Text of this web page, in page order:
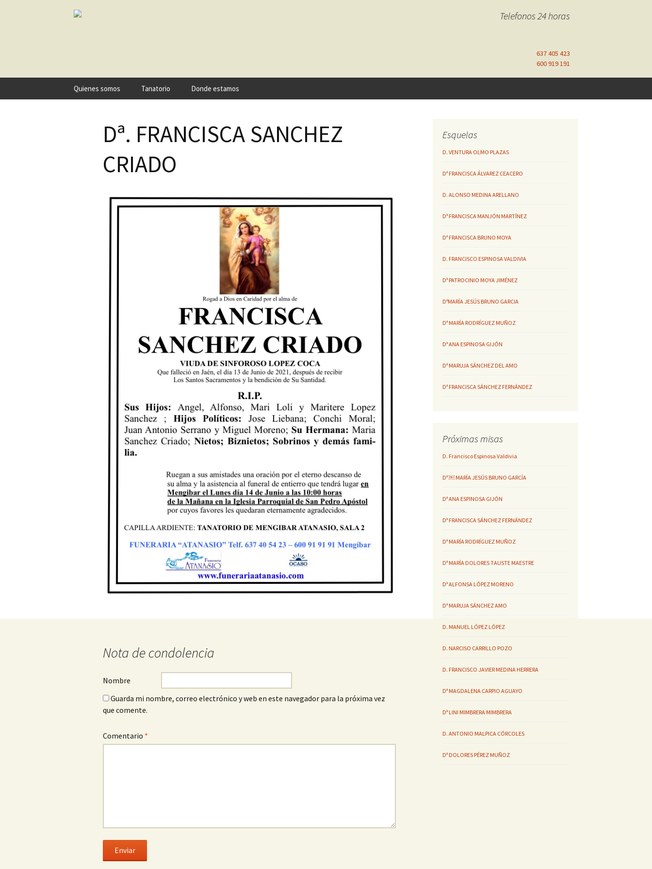
Telefonos 24 horas
637 405 423
600 919 191
Quienes somos Tanatorio Donde estamos
Dª. FRANCISCA SANCHEZ
CRIADO
Nota de condolencia
Nombre
Guarda mi nombre, correo electrónico y web en este navegador para la próxima vez
que comente.
Comentario *
Esquelas
D. VENTURA OLMO PLAZAS
Dª FRANCISCA ÁLVAREZ CEACERO
D. ALONSO MEDINA ARELLANO
Dª FRANCISCA MANJÓN MARTÍNEZ
Dª FRANCISCA BRUNO MOYA
D. FRANCISCO ESPINOSA VALDIVIA
Dª PATROCINIO MOYA JIMÉNEZ
DªMARÍA JESÚS BRUNO GARCIA
Dª MARÍA RODRÍGUEZ MUÑOZ
Dª ANA ESPINOSA GIJÓN
Dª MARUJA SÁNCHEZ DEL AMO
Dª FRANCISCA SÁNCHEZ FERNÁNDEZ
Próximas misas
D. Francisco Espinosa Valdivia
Dª ￼ MARÍA JESÚS BRUNO GARCÍA
Dª ANA ESPINOSA GIJÓN
Dª FRANCISCA SÁNCHEZ FERNÁNDEZ
Dª MARÍA RODRÍGUEZ MUÑOZ
Dª MARÍA DOLORES TAUSTE MAESTRE
Dª ALFONSA LÓPEZ MORENO
Dª MARUJA SÁNCHEZ AMO
D. MANUEL LÓPEZ LÓPEZ
D. NARCISO CARRILLO POZO
D. FRANCISCO JAVIER MEDINA HERRERA
Dª MAGDALENA CARPIO AGUAYO
Dª LINI MIMBRERA MIMBRERA
D. ANTONIO MALPICA CÓRCOLES
Dª DOLORES PÉREZ MUÑOZ